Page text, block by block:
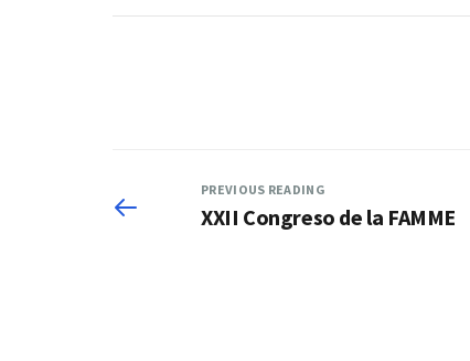
PREVIOUS READING
XXII Congreso de la FAMME